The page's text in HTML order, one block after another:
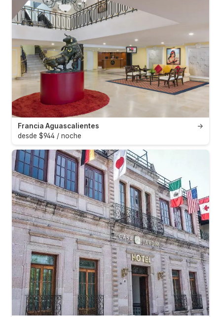
→
Francia Aguascalientes
desde $944 / noche